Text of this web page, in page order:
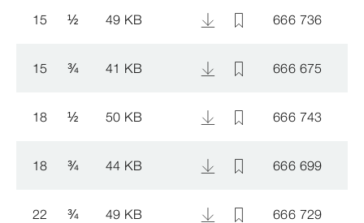
15 ½ 49 KB 666 736
15 ¾ 41 KB 666 675
18 ½ 50 KB 666 743
18 ¾ 44 KB 666 699
22 ¾ 49 KB 666 729